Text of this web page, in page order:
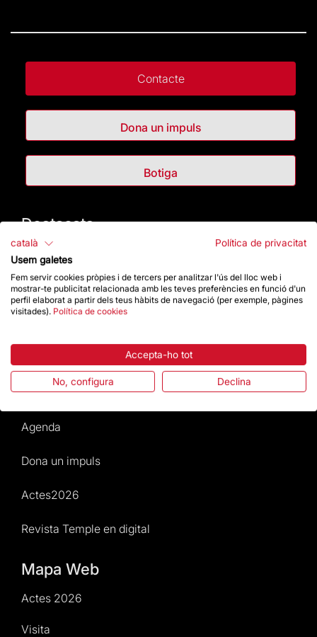
Contacte
Dona un impuls
Botiga
Destacats
La Fundació
Preguntes freqüents
Normativa i condicions de compra
Notícies i Actualitat
Agenda
Dona un impuls
Actes2026
Revista Temple en digital
Mapa Web
Actes 2026
Visita
català
Política de privacitat
Usem galetes
Fem servir cookies pròpies i de tercers per analitzar l'ús del lloc web i
mostrar-te publicitat relacionada amb les teves preferències en funció d'un
perfil elaborat a partir dels teus hàbits de navegació (per exemple, pàgines
visitades). Política de cookies
Accepta-ho tot
No, configura Declina